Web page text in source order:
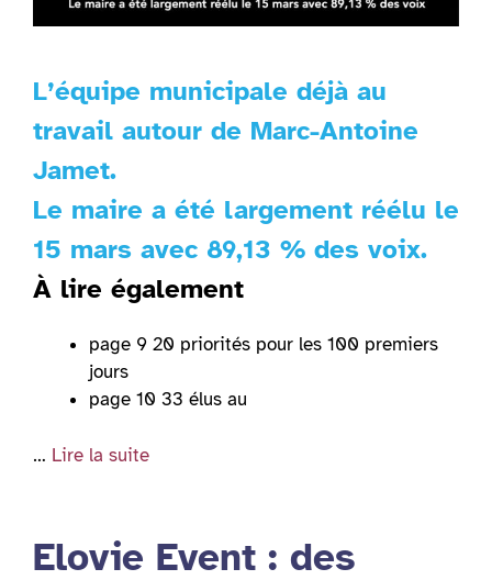
L’équipe municipale déjà au
travail autour de Marc-Antoine
Jamet.
Le maire a été largement réélu le
15 mars avec 89,13 % des voix.
À lire également
page 9 20 priorités pour les 100 premiers
jours
page 10 33 élus au
… Lire la suite
Elovie Event : des